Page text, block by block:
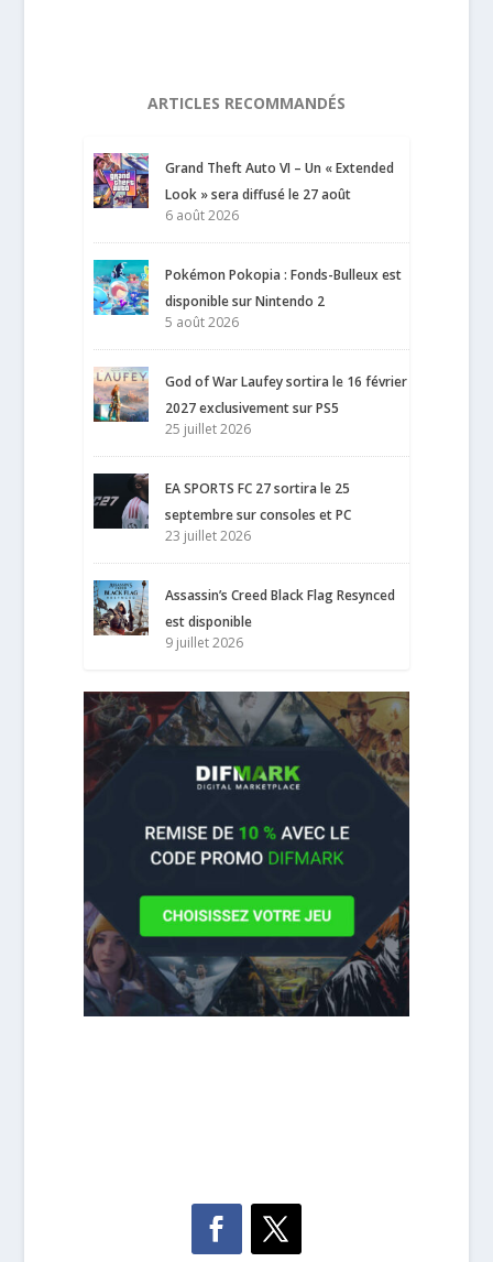
ARTICLES RECOMMANDÉS
Grand Theft Auto VI – Un « Extended
Look » sera diffusé le 27 août
6 août 2026
Pokémon Pokopia : Fonds-Bulleux est
disponible sur Nintendo 2
5 août 2026
God of War Laufey sortira le 16 février
2027 exclusivement sur PS5
25 juillet 2026
EA SPORTS FC 27 sortira le 25
septembre sur consoles et PC
23 juillet 2026
Assassin’s Creed Black Flag Resynced
est disponible
9 juillet 2026